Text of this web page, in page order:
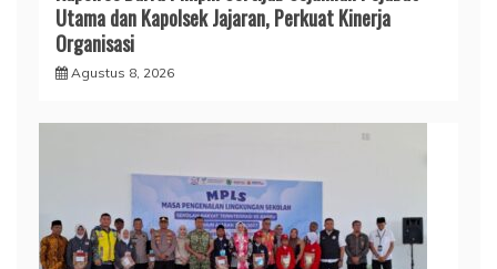
Utama dan Kapolsek Jajaran, Perkuat Kinerja
Organisasi
Agustus 8, 2026